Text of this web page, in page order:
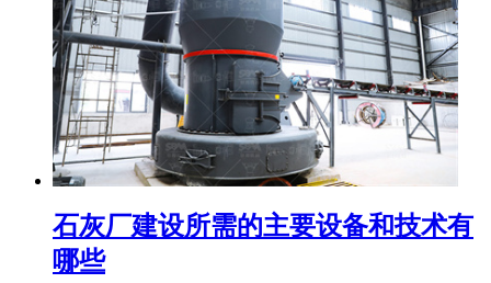
石灰厂建设所需的主要设备和技术有
哪些